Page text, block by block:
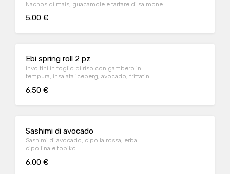
Nachos di mais, guacamole e tartare di salmone
5.00 €
Ebi spring roll 2 pz
Involtini in foglio di riso con gambero in
tempura, insalata iceberg, avocado, frittatina
chili
6.50 €
Sashimi di avocado
Sashimi di avocado, cipolla rossa, erba
cipollina e tobiko
6.00 €